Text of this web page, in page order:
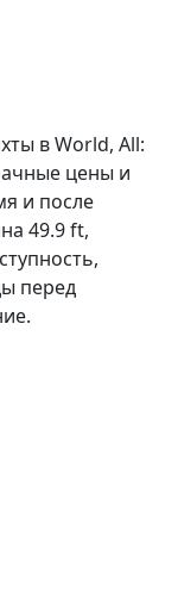
в World, All:
цены и
и после
49.9 ft,
перед